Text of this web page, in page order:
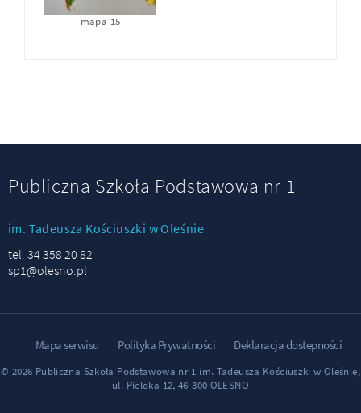
mapa 15
Publiczna Szkoła Podstawowa nr 1
im. Tadeusza Kościuszki w Oleśnie
tel. 34 358 20 82
sp1@olesno.pl
Mapa serwisu Polityka Prywatności Deklaracja dostepności
© 2026 Publiczna Szkoła Podstawowa nr 1 im. Tadeusza Kościuszki w Oleśnie,
ul. Pieloka 12, 46-300 OLESNO